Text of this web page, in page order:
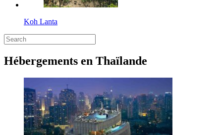
Koh Lanta
Hébergements en Thaïlande